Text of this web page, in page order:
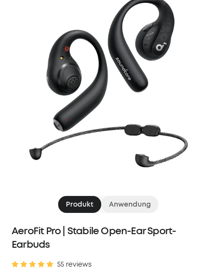
Produkt Anwendung
AeroFit Pro | Stabile Open-Ear Sport-
Earbuds
55 reviews